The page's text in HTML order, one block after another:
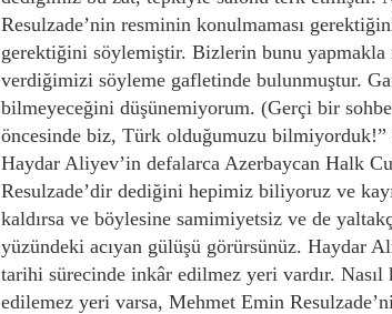
Resulzade’nin resminin konulmaması
gerektiğini söylemiştir. Bizlerin bunu yapmakla
verdiğimizi söyleme gafletinde bulunmuştur.
bilmeyeceğini düşünemiyorum. (Gerçi bir
öncesinde biz, Türk olduğumuzu
Haydar Aliyev’in defalarca Azerbaycan Halk
Resulzade’dir dediğini hepimiz biliyoruz ve
kaldırsa ve böylesine samimiyetsiz ve de
yüzündeki acıyan gülüşü görürsünüz. Haydar
tarihi sürecinde inkâr edilmez yeri vardır.
edilemez yeri varsa, Mehmet Emin